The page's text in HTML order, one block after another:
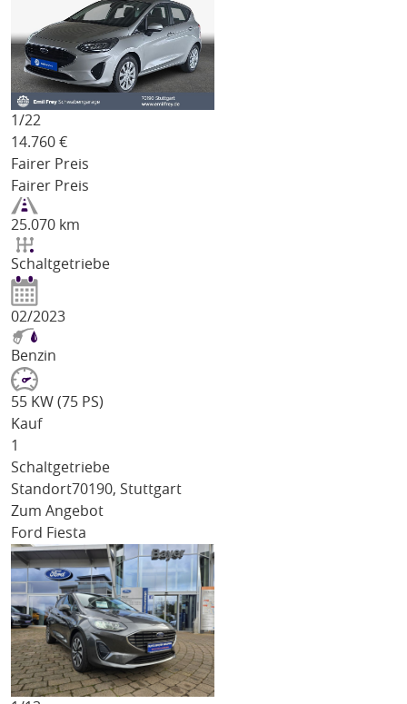
1/22
14.760 €
Fairer Preis
Fairer Preis
25.070 km
Schaltgetriebe
02/2023
Benzin
55 KW (75 PS)
Kauf
1
Schaltgetriebe
Standort70190, Stuttgart
Zum Angebot
Ford Fiesta